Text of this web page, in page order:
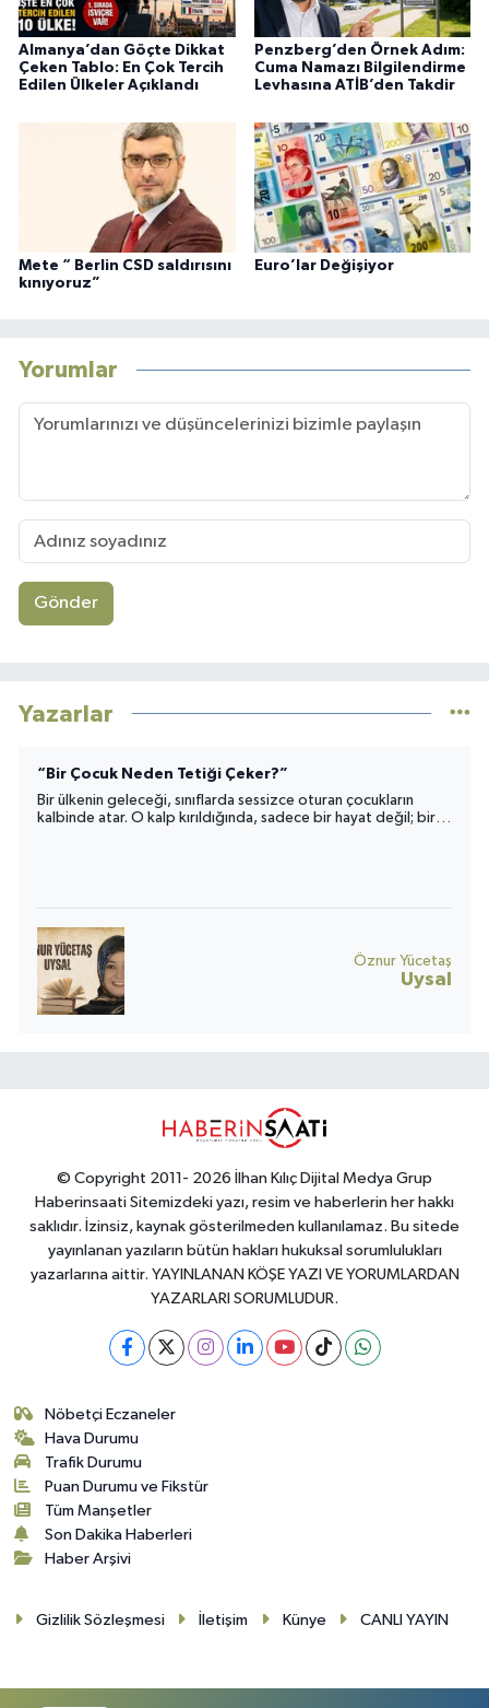
Almanya’dan Göçte Dikkat
Çeken Tablo: En Çok Tercih
Edilen Ülkeler Açıklandı
Penzberg’den Örnek Adım:
Cuma Namazı Bilgilendirme
Levhasına ATİB’den Takdir
Mete “ Berlin CSD saldırısını
kınıyoruz”
Euro’lar Değişiyor
Yorumlar
Gönder
Yazarlar
“Bir Çocuk Neden Tetiği Çeker?”
Bir ülkenin geleceği, sınıflarda sessizce oturan çocukların
kalbinde atar. O kalp kırıldığında, sadece bir hayat değil; bir
Öznur Yücetaş
Uysal
© Copyright 2011- 2026 İlhan Kılıç Dijital Medya Grup
Haberinsaati Sitemizdeki yazı, resim ve haberlerin her hakkı
saklıdır. İzinsiz, kaynak gösterilmeden kullanılamaz. Bu sitede
yayınlanan yazıların bütün hakları hukuksal sorumlulukları
yazarlarına aittir. YAYINLANAN KÖŞE YAZI VE YORUMLARDAN
YAZARLARI SORUMLUDUR.
Nöbetçi Eczaneler
Hava Durumu
Trafik Durumu
Puan Durumu ve Fikstür
Tüm Manşetler
Son Dakika Haberleri
Haber Arşivi
Gizlilik Sözleşmesi İletişim Künye CANLI YAYIN